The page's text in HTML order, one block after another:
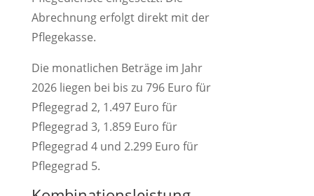
Abrechnung erfolgt direkt mit der
Pflegekasse.
Die monatlichen Beträge im Jahr
2026 liegen bei bis zu 796 Euro für
Pflegegrad 2, 1.497 Euro für
Pflegegrad 3, 1.859 Euro für
Pflegegrad 4 und 2.299 Euro für
Pflegegrad 5.